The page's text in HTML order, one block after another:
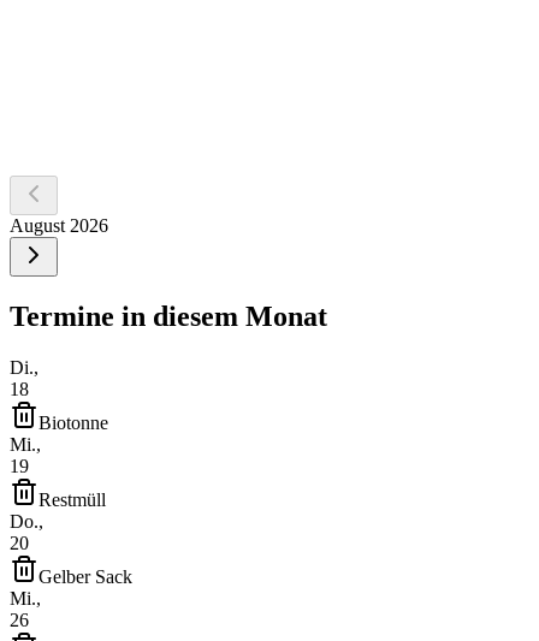
August 2026
Termine in diesem Monat
Di.,
18
Biotonne
Mi.,
19
Restmüll
Do.,
20
Gelber Sack
Mi.,
26